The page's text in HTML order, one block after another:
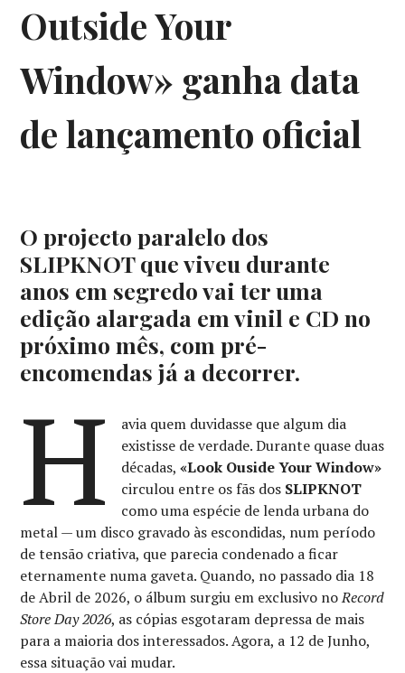
Outside Your
Window» ganha data
de lançamento oficial
O projecto paralelo dos
SLIPKNOT que viveu durante
anos em segredo vai ter uma
edição alargada em vinil e CD no
próximo mês, com pré-
encomendas já a decorrer.
H
avia quem duvidasse que algum dia
existisse de verdade. Durante quase duas
décadas, «Look Ouside Your Window»
circulou entre os fãs dos SLIPKNOT
como uma espécie de lenda urbana do
metal — um disco gravado às escondidas, num período
de tensão criativa, que parecia condenado a ficar
eternamente numa gaveta. Quando, no passado dia 18
de Abril de 2026, o álbum surgiu em exclusivo noRecord
Store Day 2026, as cópias esgotaram depressa de mais
para a maioria dos interessados. Agora, a 12 de Junho,
essa situação vai mudar.